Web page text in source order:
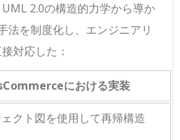
2.0の構造的力学から導か
法を制度化し、エンジニアリ
対応した：
における実装
クト図を使用して再帰構造